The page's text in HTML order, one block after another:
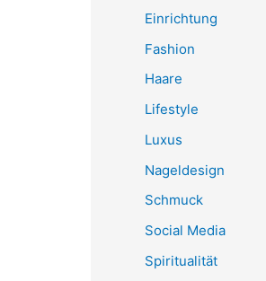
Einrichtung
Fashion
Haare
Lifestyle
Luxus
Nageldesign
Schmuck
Social Media
Spiritualität